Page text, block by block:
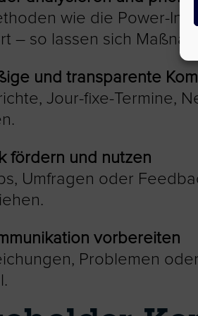
wie die Power-
– so lassen sich
und transparente
Jour-fixe-Termine,
fördern und nutzen
Umfragen oder
vorbereiten
Problemen